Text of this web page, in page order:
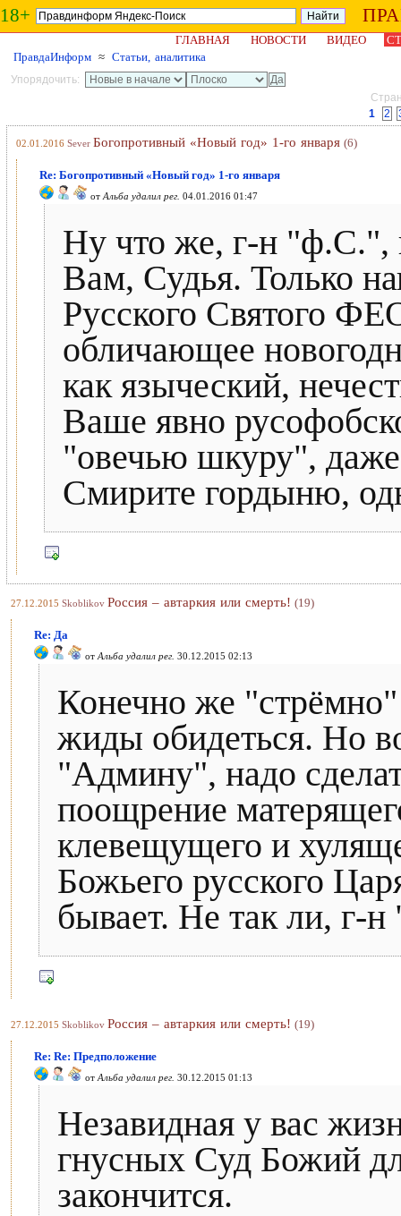
18+
ГЛАВНАЯ НОВОСТИ ВИДЕО
ПравдаИнформ ≈ Статьи, аналитика
Упорядочить:
1
2
02.01.2016 Sever Богопротивный «Новый год» 1-го января (6)
Re: Богопротивный «Новый год» 1-го января
от Альба удалил рег. 04.01.2016 01:47
Ну что же, г-н "ф.С.",
Вам, Судья. Только
Русского Святого
обличающее
как языческий,
Ваше явно
"овечью шкуру",
Смирите гордыню,
27.12.2015 Skoblikov Россия – автаркия или смерть! (19)
Re: Да
от Альба удалил рег. 30.12.2015 02:13
Конечно же
жиды обидеться. Но
"Админу", надо
поощрение
клевещущего и
Божьего русского
бывает. Не так ли, г-
27.12.2015 Skoblikov Россия – автаркия или смерть! (19)
Re: Re: Предположение
от Альба удалил рег. 30.12.2015 01:13
Незавидная у вас
гнусных Суд Божий
закончится.